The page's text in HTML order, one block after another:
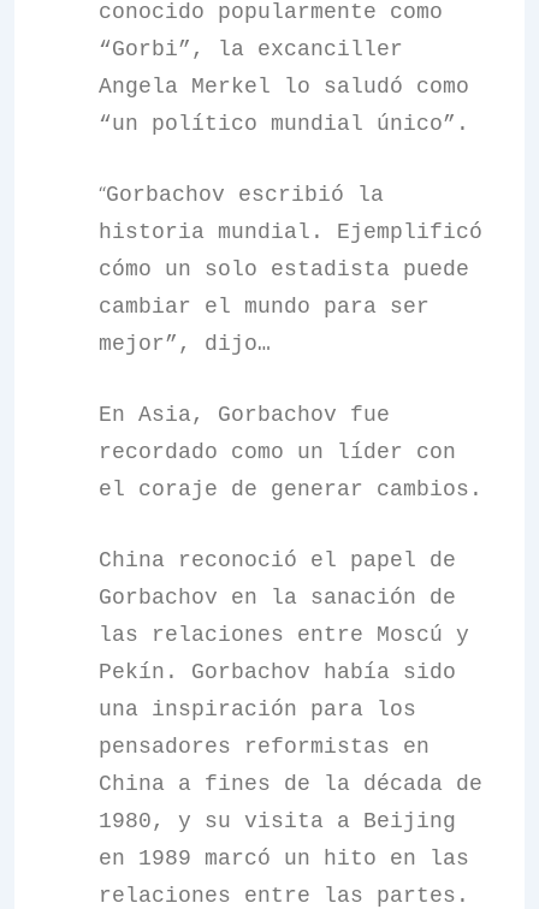
conocido popularmente como
“Gorbi”, la excanciller
Angela Merkel lo saludó como
“un político mundial único”.
“Gorbachov escribió la
historia mundial. Ejemplificó
cómo un solo estadista puede
cambiar el mundo para ser
mejor”, dijo…
En Asia, Gorbachov fue
recordado como un líder con
el coraje de generar cambios.
China reconoció el papel de
Gorbachov en la sanación de
las relaciones entre Moscú y
Pekín. Gorbachov había sido
una inspiración para los
pensadores reformistas en
China a fines de la década de
1980, y su visita a Beijing
en 1989 marcó un hito en las
relaciones entre las partes.